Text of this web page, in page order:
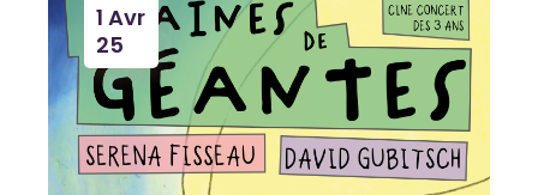
1 Avr
25